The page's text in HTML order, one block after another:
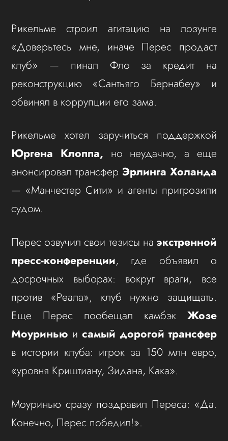
Рикельме строил агитацию на лозунге
«Доверьтеcь мне, иначе Перес продаст
клуб» — пинал Фло за кредит на
реконструкцию «Сантьяго Бернабеу» и
обвинял в коррупции его зама.
Рикельме хотел заручиться поддержкой
Юргена Клоппа, но неудачно, а еще
анонсировал трансфер Эрлинга Холанда
— «Манчестер Сити» и агенты пригрозили
судом.
Перес озвучил свои тезисы на экстренной
пресс-конференции, где объявил о
досрочных выборах: вокруг враги, все
против «Реала», клуб нужно защищать.
Еще Перес пообещал камбэк Жозе
Моуринью и самый дорогой трансфер
в истории клуба: игрок за 150 млн евро,
«уровня Криштиану, Зидана, Кака».
Моуринью сразу поздравил Переса: «Да.
Конечно, Перес победил!».